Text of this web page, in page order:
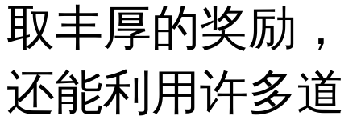
取丰厚的奖励，
还能利用许多道